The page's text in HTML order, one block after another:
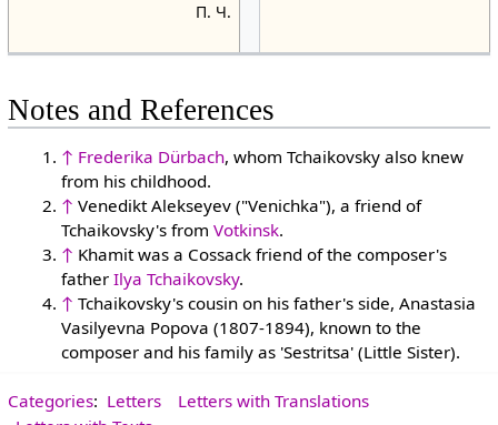
П. Ч.
Notes and References
↑ Frederika Dürbach, whom Tchaikovsky also knew
from his childhood.
↑ Venedikt Alekseyev ("Venichka"), a friend of
Tchaikovsky's fromVotkinsk.
↑ Khamit was a Cossack friend of the composer's
fatherIlya Tchaikovsky.
↑ Tchaikovsky's cousin on his father's side, Anastasia
Vasilyevna Popova (1807-1894), known to the
composer and his family as 'Sestritsa' (Little Sister).
Categories: Letters
Letters with Translations